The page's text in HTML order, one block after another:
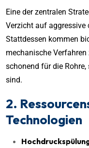
Eine der zentralen
Verzicht auf aggressive
Stattdessen kommen
mechanische
schonend für die
sind.
2.
Technologien